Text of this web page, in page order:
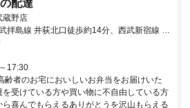
配達
野店
拝島線 井荻北口徒歩約14分、西武新宿線 上
池袋線/西武有楽町線 石神井公園南口徒歩
17:30
齢者のお宅においしいお弁当をお届けいた
受けている方や買い物に不自由している方
喜んでもらえるありがとうを沢山もらえる